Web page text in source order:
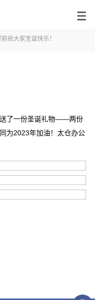
祝大家圣诞快乐！